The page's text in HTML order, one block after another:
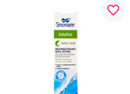
favorite_border